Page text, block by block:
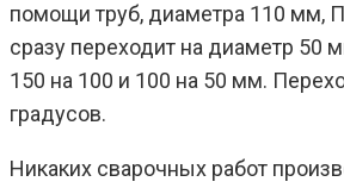
помощи труб, диаметра 110 мм,
сразу переходит на диаметр 50
150 на 100 и 100 на 50 мм.
градусов.
Никаких сварочных работ